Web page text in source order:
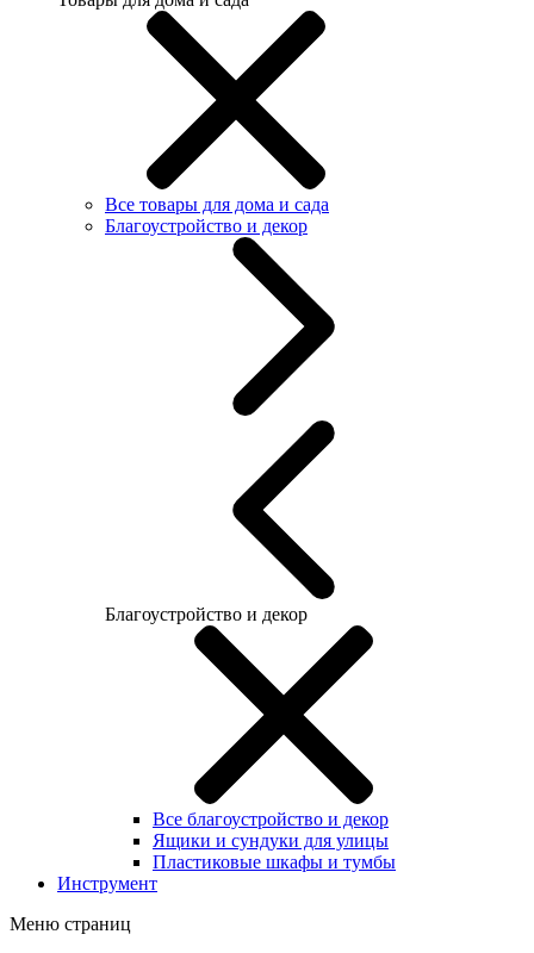
Все товары для дома и сада
Благоустройство и декор
Благоустройство и декор
Все благоустройство и декор
Ящики и сундуки для улицы
Пластиковые шкафы и тумбы
Инструмент
Меню страниц